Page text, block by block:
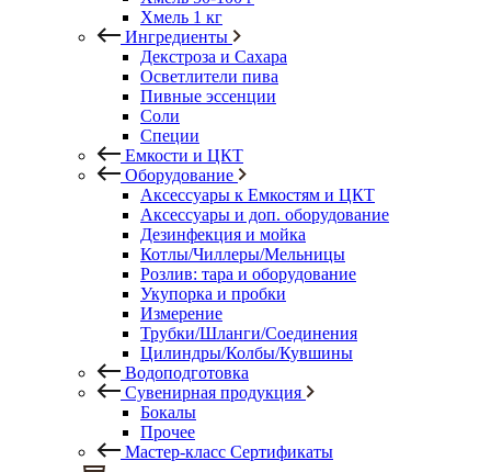
Хмель 1 кг
Ингредиенты
Декстроза и Сахара
Осветлители пива
Пивные эссенции
Соли
Специи
Емкости и ЦКТ
Оборудование
Аксессуары к Емкостям и ЦКТ
Аксессуары и доп. оборудование
Дезинфекция и мойка
Котлы/Чиллеры/Мельницы
Розлив: тара и оборудование
Укупорка и пробки
Измерение
Трубки/Шланги/Соединения
Цилиндры/Колбы/Кувшины
Водоподготовка
Сувенирная продукция
Бокалы
Прочее
Мастер-класс Сертификаты